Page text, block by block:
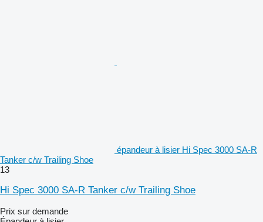
épandeur à lisier Hi Spec 3000 SA-R
Tanker c/w Trailing Shoe
13
Hi Spec 3000 SA-R Tanker c/w Trailing Shoe
Prix sur demande